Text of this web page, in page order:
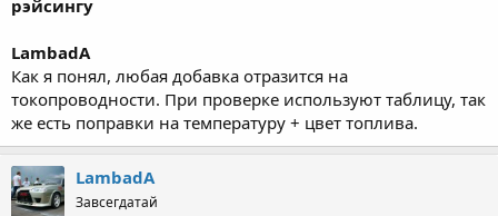
рэйсингу
LambadA
Как я понял, любая добавка отразится на
токопроводности. При проверке используют таблицу, так
же есть поправки на температуру + цвет топлива.
LambadA
Завсегдатай